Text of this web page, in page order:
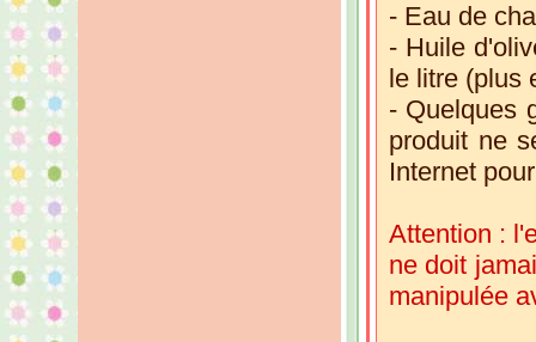
- Eau de
- Huile
le litre (plus
- Quelques
produit ne
Internet
Attention :
ne doit
manipulée